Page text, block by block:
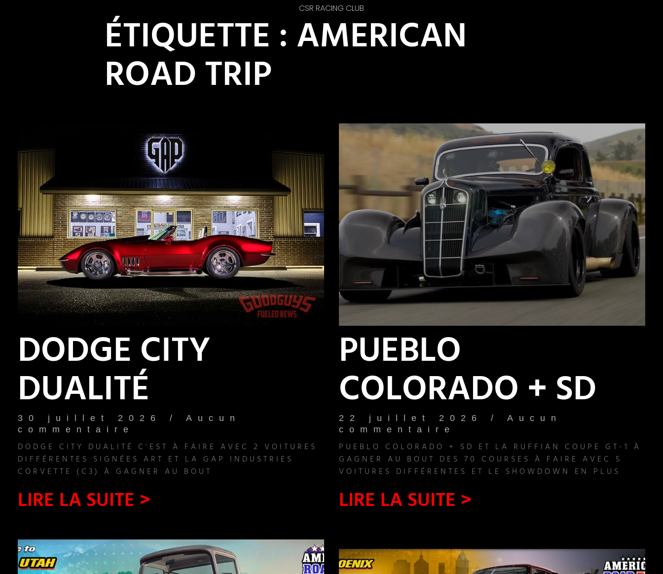
CSR RACING CLUB
ÉTIQUETTE : AMERICAN
ROAD TRIP
DODGE CITY
DUALITÉ
30 juillet 2026
Aucun
commentaire
DODGE CITY DUALITÉ C’EST À FAIRE AVEC 2 VOITURES
DIFFÉRENTES SIGNÉES ART ET LA GAP INDUSTRIES
CORVETTE (C3) À GAGNER AU BOUT
LIRE LA SUITE >
PUEBLO
COLORADO + SD
22 juillet 2026
Aucun
commentaire
PUEBLO COLORADO + SD ET LA RUFFIAN COUPE GT-1 À
GAGNER AU BOUT DES 70 COURSES À FAIRE AVEC 5
VOITURES DIFFÉRENTES ET LE SHOWDOWN EN PLUS
LIRE LA SUITE >